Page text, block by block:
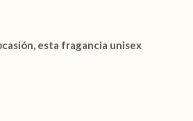
esta fragancia unisex